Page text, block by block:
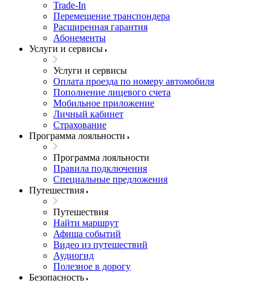
Trade-In
Перемещение транспондера
Расширенная гарантия
Абонементы
Услуги и сервисы
Услуги и сервисы
Оплата проезда по номеру автомобиля
Пополнение лицевого счета
Мобильное приложение
Личный кабинет
Страхование
Программа лояльности
Программа лояльности
Правила подключения
Специальные предложения
Путешествия
Путешествия
Найти маршрут
Афиша событий
Видео из путешествий
Аудиогид
Полезное в дорогу
Безопасность